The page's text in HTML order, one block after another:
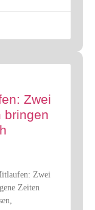
Zwei
bringen
Zwei
Zeiten